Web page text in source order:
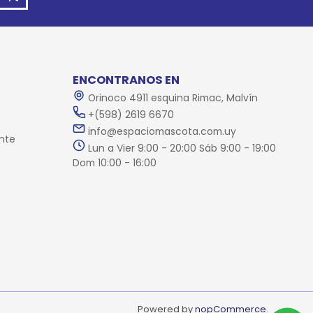
ENCONTRANOS EN
Orinoco 4911 esquina Rimac, Malvín
+(598) 2619 6670
info@espaciomascota.com.uy
Lun a Vier 9:00 - 20:00 Sáb 9:00 - 19:00
Dom 10:00 - 16:00
Powered bynopCommerce.